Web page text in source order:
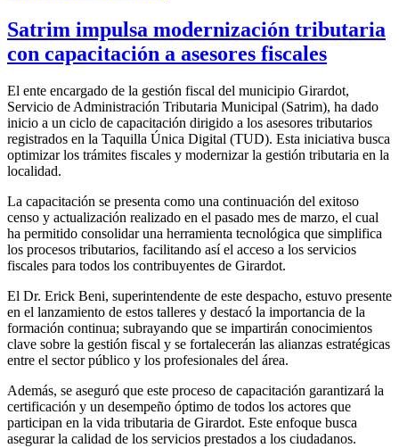
Satrim impulsa modernización tributaria
con capacitación a asesores fiscales
El ente encargado de la gestión fiscal del municipio Girardot,
Servicio de Administración Tributaria Municipal (Satrim), ha dado
inicio a un ciclo de capacitación dirigido a los asesores tributarios
registrados en la Taquilla Única Digital (TUD). Esta iniciativa busca
optimizar los trámites fiscales y modernizar la gestión tributaria en la
localidad.
La capacitación se presenta como una continuación del exitoso
censo y actualización realizado en el pasado mes de marzo, el cual
ha permitido consolidar una herramienta tecnológica que simplifica
los procesos tributarios, facilitando así el acceso a los servicios
fiscales para todos los contribuyentes de Girardot.
El Dr. Erick Beni, superintendente de este despacho, estuvo presente
en el lanzamiento de estos talleres y destacó la importancia de la
formación continua; subrayando que se impartirán conocimientos
clave sobre la gestión fiscal y se fortalecerán las alianzas estratégicas
entre el sector público y los profesionales del área.
Además, se aseguró que este proceso de capacitación garantizará la
certificación y un desempeño óptimo de todos los actores que
participan en la vida tributaria de Girardot. Este enfoque busca
asegurar la calidad de los servicios prestados a los ciudadanos.